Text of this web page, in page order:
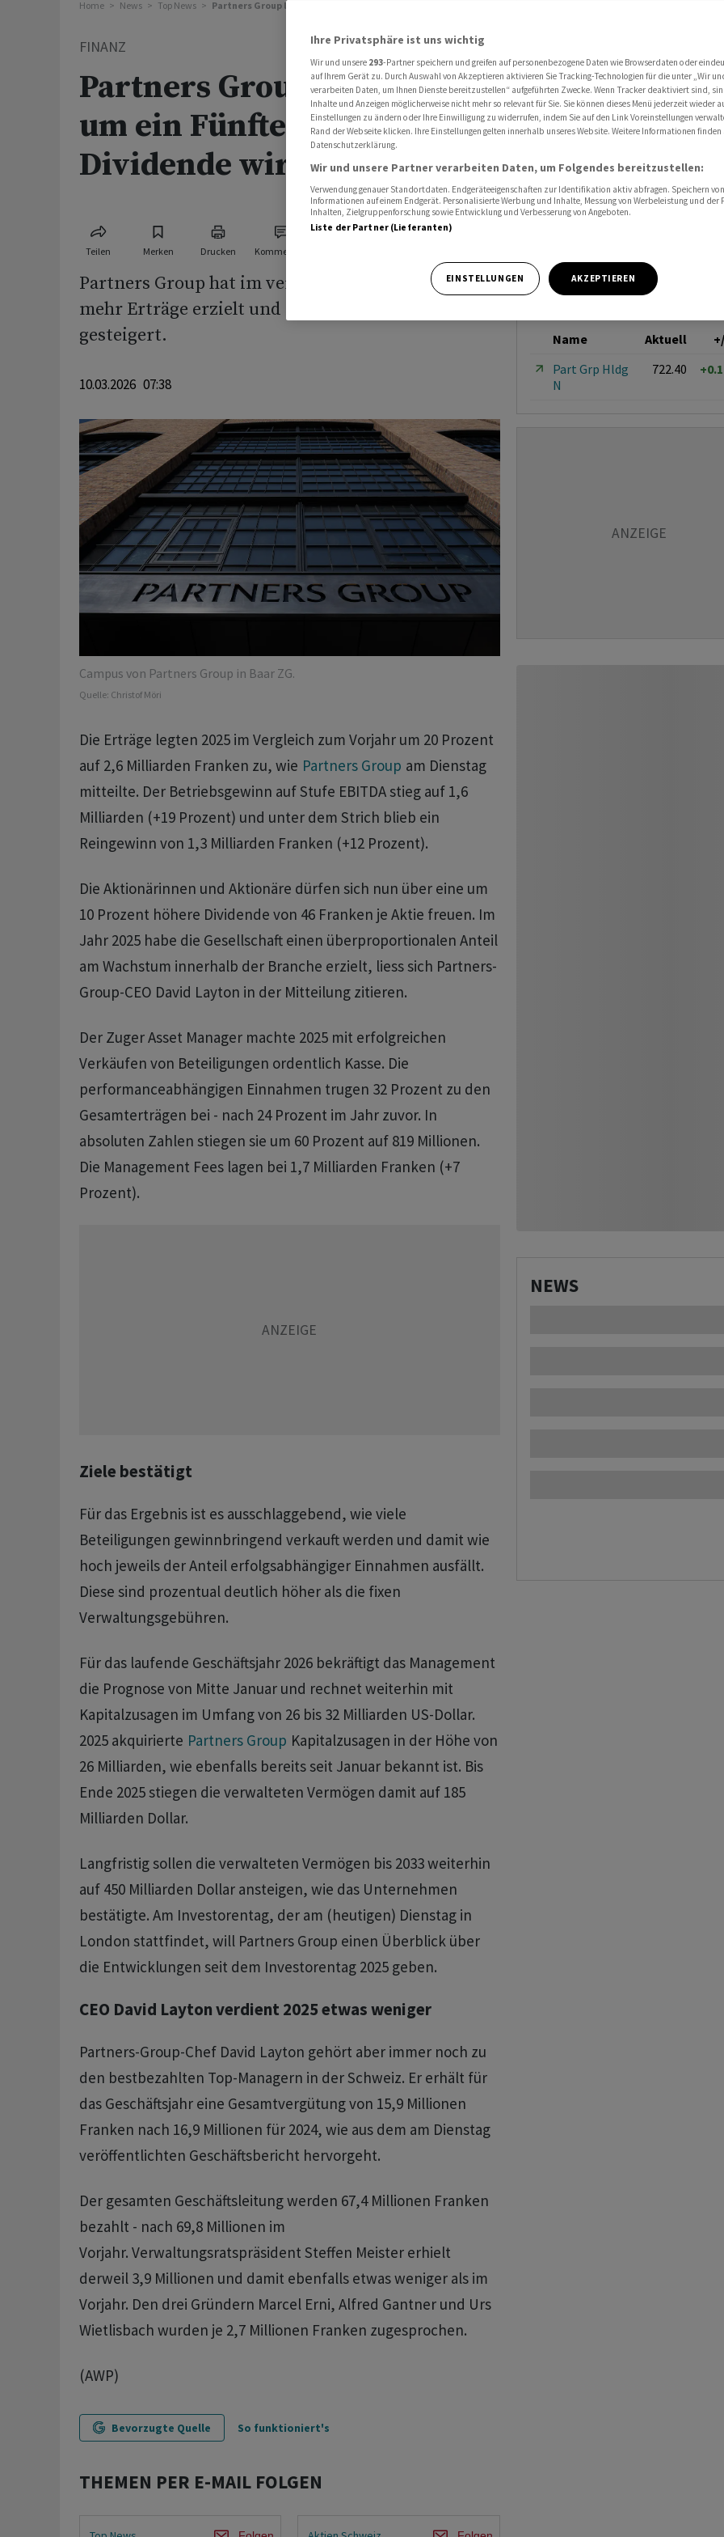
Home News Top News Partners Group legt 2025 um ein Fünftel zu - Dividende wird erhöht
FINANZ
Partners Group legt 2025
um ein Fünftel zu -
Dividende wird erhöht
Teilen Merken Drucken Kommentare
Partners Group hat im vergangenen Jahr deutlich
mehr Erträge erzielt und auch den Gewinn klar
gesteigert.
10.03.2026 07:38
Campus von Partners Group in Baar ZG.
Quelle: Christof Möri
Die Erträge legten 2025 im Vergleich zum Vorjahr um 20 Prozent
auf 2,6 Milliarden Franken zu, wie Partners Group am Dienstag
mitteilte. Der Betriebsgewinn auf Stufe EBITDA stieg auf 1,6
Milliarden (+19 Prozent) und unter dem Strich blieb ein
Reingewinn von 1,3 Milliarden Franken (+12 Prozent).
Die Aktionärinnen und Aktionäre dürfen sich nun über eine um
10 Prozent höhere Dividende von 46 Franken je Aktie freuen. Im
Jahr 2025 habe die Gesellschaft einen überproportionalen Anteil
am Wachstum innerhalb der Branche erzielt, liess sich Partners-
Group-CEO David Layton in der Mitteilung zitieren.
Der Zuger Asset Manager machte 2025 mit erfolgreichen
Verkäufen von Beteiligungen ordentlich Kasse. Die
performanceabhängigen Einnahmen trugen 32 Prozent zu den
Gesamterträgen bei - nach 24 Prozent im Jahr zuvor. In
absoluten Zahlen stiegen sie um 60 Prozent auf 819 Millionen.
Die Management Fees lagen bei 1,7 Milliarden Franken (+7
Prozent).
Ziele bestätigt
Für das Ergebnis ist es ausschlaggebend, wie viele
Beteiligungen gewinnbringend verkauft werden und damit wie
hoch jeweils der Anteil erfolgsabhängiger Einnahmen ausfällt.
Diese sind prozentual deutlich höher als die fixen
Verwaltungsgebühren.
Für das laufende Geschäftsjahr 2026 bekräftigt das Management
die Prognose von Mitte Januar und rechnet weiterhin mit
Kapitalzusagen im Umfang von 26 bis 32 Milliarden US-Dollar.
2025 akquirierte Partners Group Kapitalzusagen in der Höhe von
26 Milliarden, wie ebenfalls bereits seit Januar bekannt ist. Bis
Ende 2025 stiegen die verwalteten Vermögen damit auf 185
Milliarden Dollar.
Langfristig sollen die verwalteten Vermögen bis 2033 weiterhin
auf 450 Milliarden Dollar ansteigen, wie das Unternehmen
bestätigte. Am Investorentag, der am (heutigen) Dienstag in
London stattfindet, will Partners Group einen Überblick über
die Entwicklungen seit dem Investorentag 2025 geben.
CEO David Layton verdient 2025 etwas weniger
Partners-Group-Chef David Layton gehört aber immer noch zu
den bestbezahlten Top-Managern in der Schweiz. Er erhält für
das Geschäftsjahr eine Gesamtvergütung von 15,9 Millionen
Franken nach 16,9 Millionen für 2024, wie aus dem am Dienstag
veröffentlichten Geschäftsbericht hervorgeht.
Der gesamten Geschäftsleitung werden 67,4 Millionen Franken
bezahlt - nach 69,8 Millionen im
Vorjahr. Verwaltungsratspräsident Steffen Meister erhielt
derweil 3,9 Millionen und damit ebenfalls etwas weniger als im
Vorjahr. Den drei Gründern Marcel Erni, Alfred Gantner und Urs
Wietlisbach wurden je 2,7 Millionen Franken zugesprochen.
(AWP)
Bevorzugte Quelle So funktioniert's
THEMEN PER E-MAIL FOLGEN
NG
Name Aktuell
Part Grp Hldg
N
722.40
NEWS
Ihre Privatsphäre ist uns wichtig
Wir und unsere 293-Partner speichern und greifen auf personenbezogene Daten wie Browserdaten oder
auf Ihrem Gerät zu. Durch Auswahl von Akzeptieren aktivieren Sie Tracking-Technologien für die unter „Wir
verarbeiten Daten, um Ihnen Dienste bereitzustellen“ aufgeführten Zwecke. Wenn Tracker deaktiviert sind,
Inhalte und Anzeigen möglicherweise nicht mehr so relevant für Sie. Sie können dieses Menü jederzeit wieder
Einstellungen zu ändern oder Ihre Einwilligung zu widerrufen, indem Sie auf den Link Voreinstellungen
Rand der Webseite klicken. Ihre Einstellungen gelten innerhalb unseres Website. Weitere Informationen finden
Datenschutzerklärung.
Wir und unsere Partner verarbeiten Daten, um Folgendes bereitzustellen:
Verwendung genauer Standortdaten. Endgeräteeigenschaften zur Identifikation aktiv abfragen. Speichern
Informationen auf einem Endgerät. Personalisierte Werbung und Inhalte, Messung von Werbeleistung und der
Inhalten, Zielgruppenforschung sowie Entwicklung und Verbesserung von Angeboten.
Liste der Partner (Lieferanten)
EINSTELLUNGEN AKZEPTIEREN